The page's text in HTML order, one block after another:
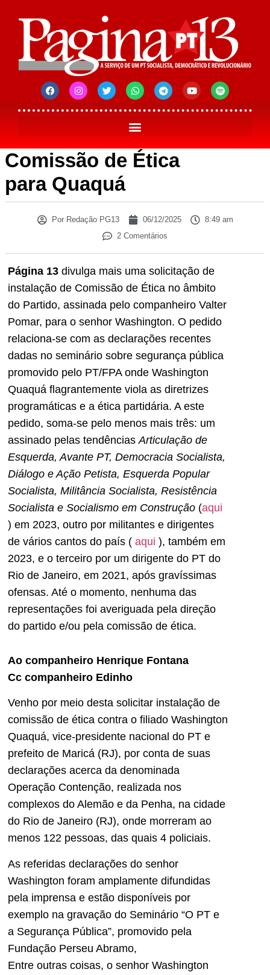
Comissão de Ética
para Quaquá
PorRedação PG13 06/12/2025
8:49 am
2 Comentários
Página 13 divulga mais uma solicitação de
instalação de Comissão de Ética no âmbito
do Partido, assinada pelo companheiro Valter
Pomar, para o senhor Washington. O pedido
relaciona-se com as declarações recentes
dadas no seminário sobre segurança pública
promovido pelo PT/FPA onde Washington
Quaquá flagrantemente viola as diretrizes
programáticas e a ética partidária. A este
pedido, soma-se pelo menos mais três: um
assinado pelas tendênciasArticulação de
Esquerda, Avante PT, Democracia Socialista,
Diálogo e Ação Petista, Esquerda Popular
Socialista, Militância Socialista, Resistência
Socialista e Socialismo em Construção (aqui
) em 2023, outro por militantes e dirigentes
de vários cantos do país ( aqui ), também em
2023, e o terceiro por um dirigente do PT do
Rio de Janeiro, em 2021, após gravíssimas
ofensas. Até o momento, nenhuma das
representações foi averiguada pela direção
do partido e/ou pela comissão de ética.
Ao companheiro Henrique Fontana
Cc companheiro Edinho
Venho por meio desta solicitar instalação de
comissão de ética contra o filiado Washington
Quaquá, vice-presidente nacional do PT e
prefeito de Maricá (RJ), por conta de suas
declarações acerca da denominada
Operação Contenção, realizada nos
complexos do Alemão e da Penha, na cidade
do Rio de Janeiro (RJ), onde morreram ao
menos 122 pessoas, das quais 4 policiais.
As referidas declarações do senhor
Washington foram amplamente difundidas
pela imprensa e estão disponíveis por
exemplo na gravação do Seminário “O PT e
a Segurança Pública”, promovido pela
Fundação Perseu Abramo,
Entre outras coisas, o senhor Washington